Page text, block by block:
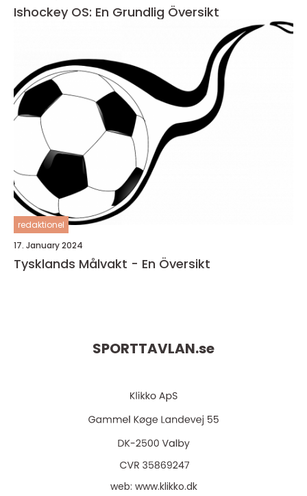
Ishockey OS: En Grundlig Översikt
redaktionel
17. January 2024
Tysklands Målvakt - En Översikt
SPORTTAVLAN.se
web: www.klikko.dk